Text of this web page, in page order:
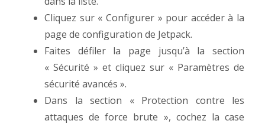
Cliquez sur « Configurer » pour accéder à la
page de configuration de Jetpack.
Faites défiler la page jusqu’à la section
« Sécurité » et cliquez sur « Paramètres de
sécurité avancés ».
Dans la section « Protection contre les
attaques de force brute », cochez la case